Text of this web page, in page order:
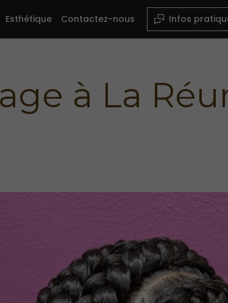
Esthétique Contactez-nous Infos
à La